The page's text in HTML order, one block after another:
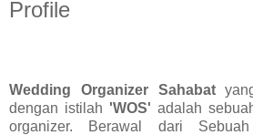
Profile
Wedding Organizer Sahabat
dengan istilah 'WOS' adalah
organizer.
Berawal dari